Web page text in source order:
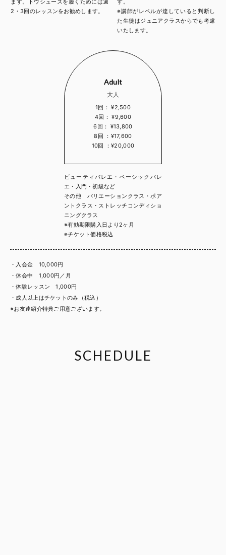
ます。トウシューズを履くためには週
2・3回のレッスンをお勧めします。
す。
※講師がレベルが達していると判断し
た生徒はジュニアクラスからでも考慮
いたします。
Adult
大人
1回： ¥2,500
4回： ¥9,600
6回： ¥13,800
8回 ：¥17,600
10回 ：¥20,000
ビューティバレエ・ベーシックバレ
エ・入門・初級など
その他 バリエーションクラス・ポア
ントクラス・ストレッチコンディショ
ニングクラス
※有効期限購入日より2ヶ月
※チケット価格税込
・入会金 10,000円
・休会中 1,000円／月
・体験レッスン 1,000円
・成人以上はチケットのみ（税込）
※お友達紹介特典ご用意ございます。
SCHEDULE